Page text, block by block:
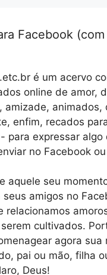
Facebook
é um acervo
online de amor,
amizade, animados,
enfim, recados
para expressar algo
no Facebook
aquele seu
amigos no
relacionamos
cultivados.
agora sua
pai ou mão, filha
Deus!